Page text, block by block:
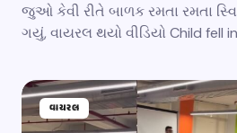
જુઓ કેવી રીતે બાળક રમતા રમતા
ગયું, વાયરલ થયો વીડિયો Child fell
વાયરલ